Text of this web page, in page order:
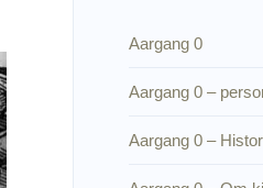
Aargang 0
Aargang 0 –
Aargang 0 –